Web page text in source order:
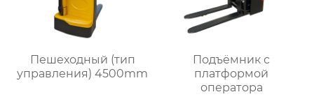
Пешеходный (тип
управления) 4500mm
Подъёмник с
платформой
оператора